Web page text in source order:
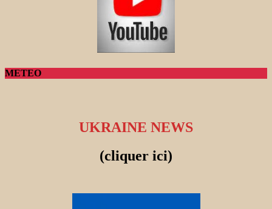
METEO
UKRAINE NEWS
(cliquer ici)